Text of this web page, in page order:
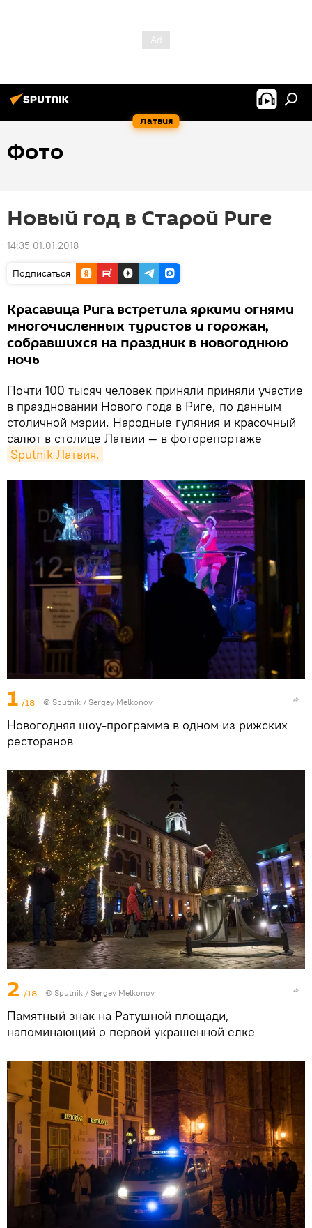
Латвия
Фото
Новый год в Старой Риге
14:35 01.01.2018
Подписаться
Красавица Рига встретила яркими огнями
многочисленных туристов и горожан,
собравшихся на праздник в новогоднюю
ночь
Почти 100 тысяч человек приняли приняли участие
в праздновании Нового года в Риге, по данным
столичной мэрии. Народные гуляния и красочный
салют в столице Латвии — в фоторепортаже
Sputnik Латвия.
1 /18 © Sputnik / Sergey Melkonov
Новогодняя шоу-программа в одном из рижских
ресторанов
2 /18 © Sputnik / Sergey Melkonov
Памятный знак на Ратушной площади,
напоминающий о первой украшенной елке